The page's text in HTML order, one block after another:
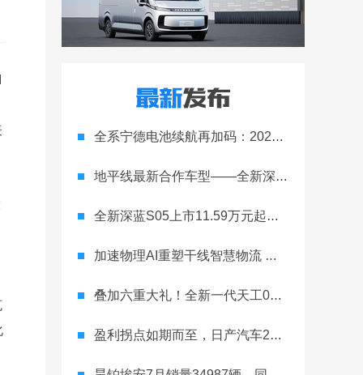
全系宁德电池续航再加码：2027款埃安RT上市，9.98万元起
地平线最新合作车型——全新深蓝S05正式上市！
全新深蓝S05上市11.59万元起，全球时尚激光智能SUV全面进阶
加速物理AI重塑干线智慧物流 智加科技战略合作图达通
叠加六重大礼！全新一代天工08 670 Max上市限时价17.99万元
盈利拐点如期而至，日产汽车26财年一季度财报释放稳健增长信号